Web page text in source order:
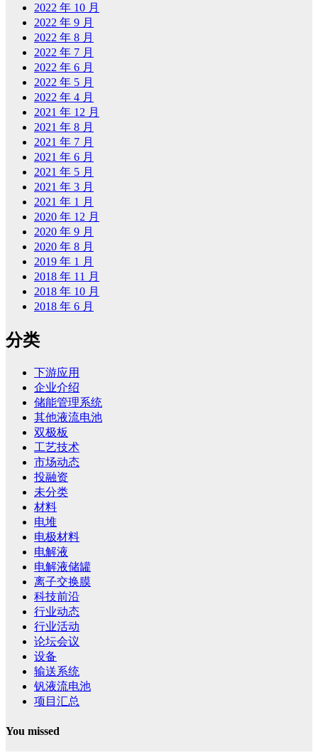
2022 年 10 月
2022 年 9 月
2022 年 8 月
2022 年 7 月
2022 年 6 月
2022 年 5 月
2022 年 4 月
2021 年 12 月
2021 年 8 月
2021 年 7 月
2021 年 6 月
2021 年 5 月
2021 年 3 月
2021 年 1 月
2020 年 12 月
2020 年 9 月
2020 年 8 月
2019 年 1 月
2018 年 11 月
2018 年 10 月
2018 年 6 月
分类
下游应用
企业介绍
储能管理系统
其他液流电池
双极板
工艺技术
市场动态
投融资
未分类
材料
电堆
电极材料
电解液
电解液储罐
离子交换膜
科技前沿
行业动态
行业活动
论坛会议
设备
输送系统
钒液流电池
项目汇总
You missed